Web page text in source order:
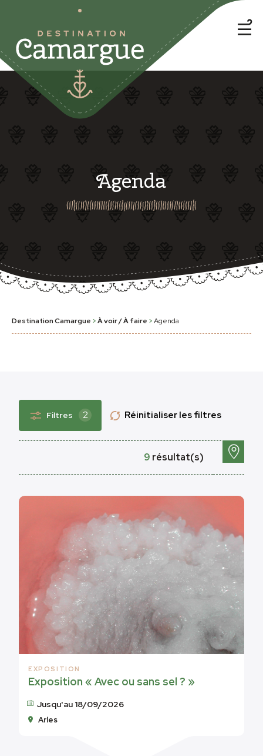
Agenda
Destination Camargue >À voir / À faire >Agenda
Filtres 2 Réinitialiser les filtres
9 résultat(s)
EXPOSITION
Exposition « Avec ou sans sel ? »
Jusqu'au 18/09/2026
Arles